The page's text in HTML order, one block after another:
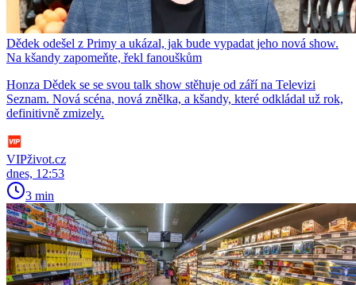
Dědek odešel z Primy a ukázal, jak bude vypadat jeho nová show.
Na kšandy zapomeňte, řekl fanouškům
Honza Dědek se se svou talk show stěhuje od září na Televizi
Seznam. Nová scéna, nová znělka, a kšandy, které odkládal už rok,
definitivně zmizely.
VIPživot.cz
dnes, 12:53
3 min